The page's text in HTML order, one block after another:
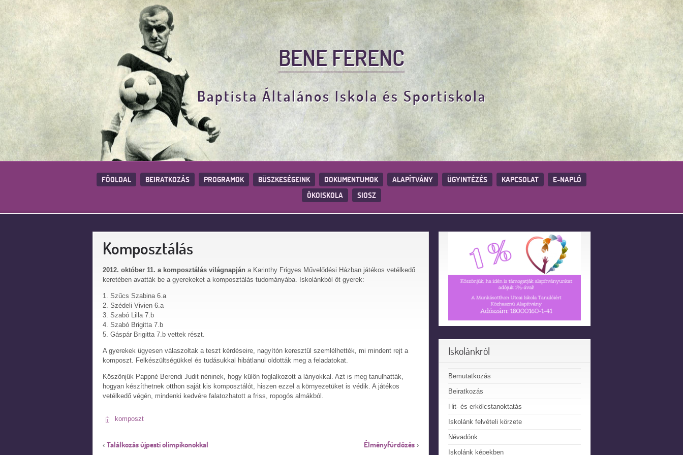
BENE FERENC
Baptista Általános Iskola és Sportiskola
FŐOLDAL BEIRATKOZÁS PROGRAMOK BÜSZKESÉGEINK DOKUMENTUMOK ALAPÍTVÁNY ÜGYINTÉZÉS KAPCSOLAT
E-NAPLÓ
ÖKOISKOLA
SIOSZ
Komposztálás
2012. október 11. a komposztálás világnapján a Karinthy Frigyes Művelődési Házban játékos vetélkedő
keretében avatták be a gyerekeket a komposztálás tudományába. Iskolánkból öt gyerek:
1. Szűcs Szabina 6.a
2. Szédeli Vivien 6.a
3. Szabó Lilla 7.b
4. Szabó Brigitta 7.b
5. Gáspár Brigitta 7.b vettek részt.
A gyerekek ügyesen válaszoltak a teszt kérdéseire, nagyítón keresztül szemlélhették, mi mindent rejt a
komposzt. Felkészültségükkel és tudásukkal hibátlanul oldották meg a feladatokat.
Köszönjük Pappné Berendi Judit néninek, hogy külön foglalkozott a lányokkal. Azt is meg tanulhatták,
hogyan készíthetnek otthon saját kis komposztálót, hiszen ezzel a környezetüket is védik. A játékos
vetélkedő végén, mindenki kedvére falatozhatott a friss, ropogós almákból.
komposzt
‹ Találkozás újpesti olimpikonokkal Élményfürdőzés›
Iskolánkról
Bemutatkozás
Beiratkozás
Hit- és erkölcstanoktatás
Iskolánk felvételi körzete
Névadónk
Iskolánk képekben